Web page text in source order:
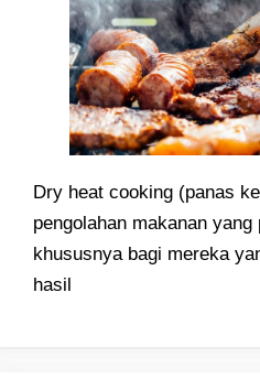
Dry heat cooking (panas
pengolahan makanan
khususnya bagi mereka
hasil